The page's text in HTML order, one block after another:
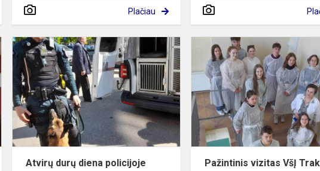
Plačiau
LAMA
BPO
pristatymas
abiturientams
Atvirų
durų
diena
policijoje
Atvirų durų diena policijoje
Pažintinis vizitas VšĮ